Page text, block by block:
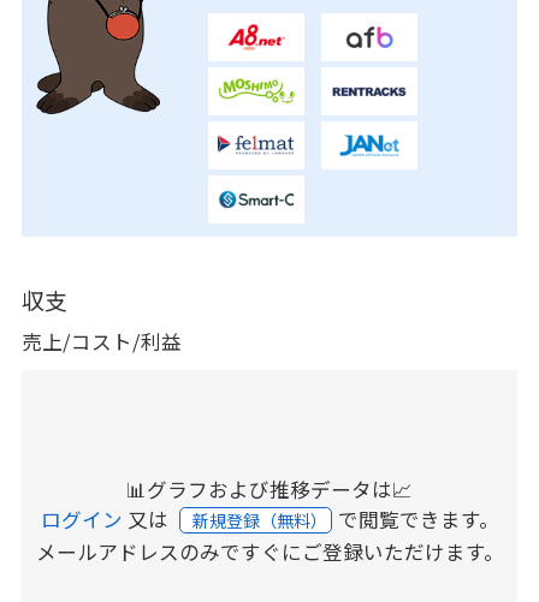
収支
売上/コスト/利益
📊グラフおよび推移データは📈
ログイン 又は 新規登録（無料） で閲覧できます。
メールアドレスのみですぐにご登録いただけます。